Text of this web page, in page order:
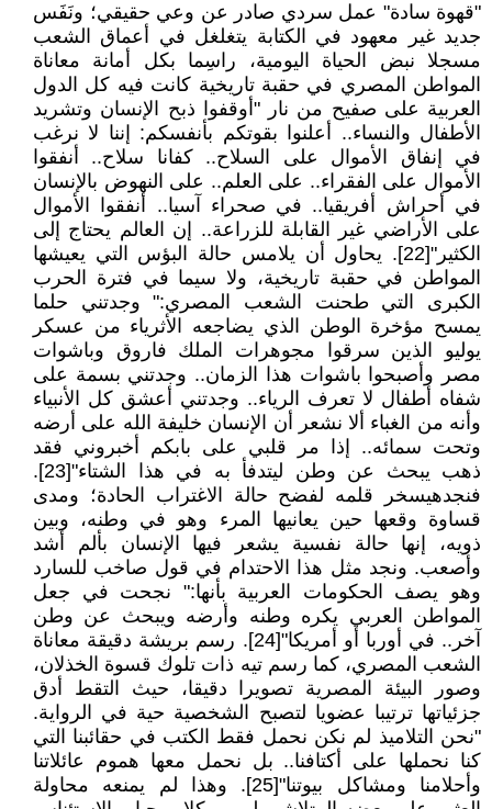
"قهوة سادة" عمل سردي صادر عن وعي حقيقي؛ ونَفَس
جديد غير معهود في الكتابة يتغلغل في أعماق الشعب
مسجلا نبض الحياة اليومية، راسِما بكل أمانة معاناة
المواطن المصري في حقبة تاريخية كانت فيه كل الدول
العربية على صفيح من نار "أوقفوا ذبح الإنسان وتشريد
الأطفال والنساء.. أعلنوا بقوتكم بأنفسكم: إننا لا نرغب
في إنفاق الأموال على السلاح.. كفانا سلاح.. أنفقوا
الأموال على الفقراء.. على العلم.. على النهوض بالإنسان
في أحراش أفريقيا.. في صحراء آسيا.. أنفقوا الأموال
على الأراضي غير القابلة للزراعة.. إن العالم يحتاج إلى
الكثير"[22]. يحاول أن يلامس حالة البؤس التي يعيشها
المواطن في حقبة تاريخية، ولا سیما في فترة الحرب
الكبرى التي طحنت الشعب المصري:" وجدتني حلما
يمسح مؤخرة الوطن الذي يضاجعه الأثرياء من عسكر
يوليو الذين سرقوا مجوهرات الملك فاروق وباشوات
مصر وأصبحوا باشوات هذا الزمان.. وجدتني بسمة على
شفاه أطفال لا تعرف الرياء.. وجدتني أعشق كل الأنبياء
وأنه من الغباء ألا نشعر أن الإنسان خليفة الله على أرضه
وتحت سمائه.. إذا مر قلبي على بابكم أخبروني فقد
ذهب يبحث عن وطن ليتدفأ به في هذا الشتاء"[23].
فنجدهيسخر قلمه لفضح حالة الاغتراب الحادة؛ ومدى
قساوة وقعها حين يعانيها المرء وهو في وطنه، وبين
ذويه، إنها حالة نفسية يشعر فيها الإنسان بألم أشد
وأصعب. ونجد مثل هذا الاحتدام في قول صاخب للسارد
وهو يصف الحكومات العربية بأنها:" نجحت في جعل
المواطن العربي يكره وطنه وأرضه ويبحث عن وطن
آخر.. في أوربا أو أمريكا"[24]. رسم بريشة دقيقة معاناة
الشعب المصري، كما رسم تيه ذات تلوك قسوة الخذلان،
وصور البيئة المصرية تصويرا دقيقا، حيث التقط أدق
جزئياتها ترتيبا عضويا لتصبح الشخصية حية في الرواية.
"نحن التلاميذ لم نكن نحمل فقط الكتب في حقائبنا التي
كنا نحملها على أكتافنا.. بل نحمل معها هموم عائلاتنا
وأحلامنا ومشاكل بيوتنا"[25]. وهذا لم يمنعه محاولة